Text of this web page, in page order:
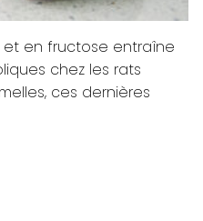
et en fructose entraîne
chez les rats
ces dernières